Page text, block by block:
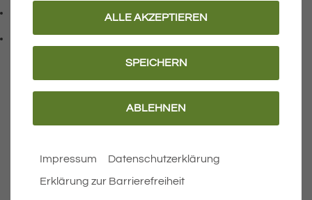
info@eriskirch.de
E-Mail Adresse: info@eriskirch.de
Adresse:
Wichtige Links
Öffnungszeiten Rathaus
ALLE AKZEPTIEREN
SPEICHERN
ABLEHNEN
Impressum
Datenschutzerklärung
Erklärung zur Barrierefreiheit